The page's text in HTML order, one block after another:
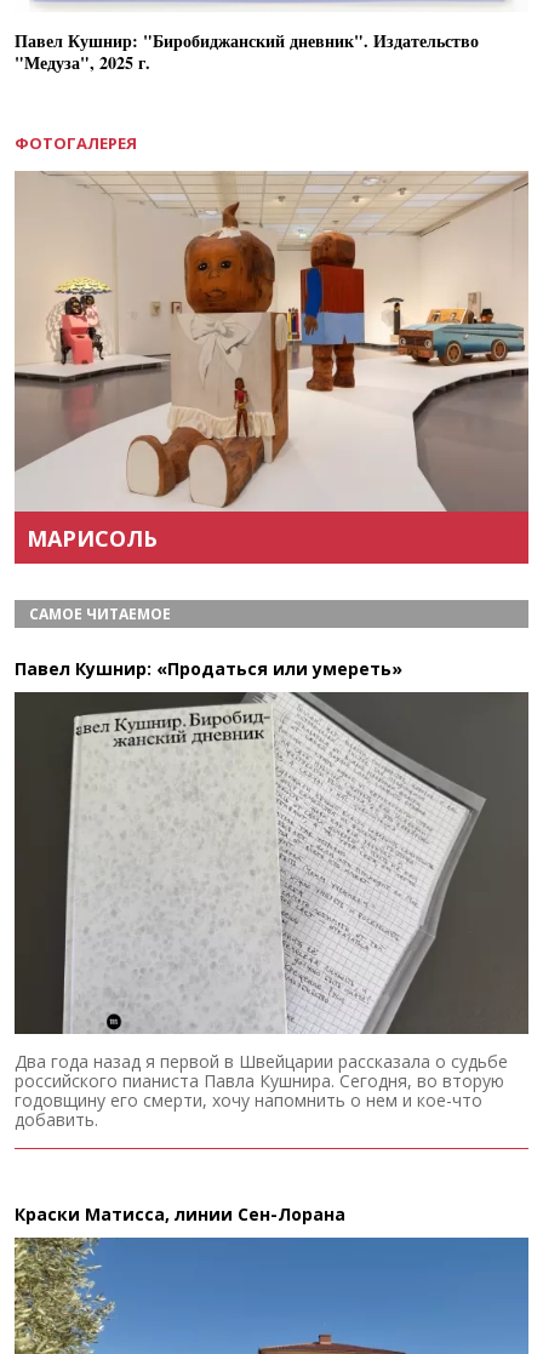
Павел Кушнир: "Биробиджанский дневник". Издательство
"Медуза", 2025 г.
ФОТОГАЛЕРЕЯ
МАРИСОЛЬ
САМОЕ ЧИТАЕМОЕ
Павел Кушнир: «Продаться или умереть»
Два года назад я первой в Швейцарии рассказала о судьбе
российского пианиста Павла Кушнира. Сегодня, во вторую
годовщину его смерти, хочу напомнить о нем и кое-что
добавить.
Краски Матисса, линии Сен-Лорана